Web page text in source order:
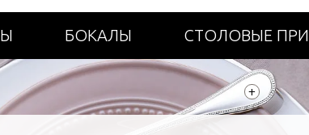
БОКАЛЫ СТОЛОВЫЕ
+